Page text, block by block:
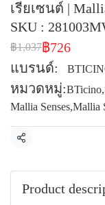
เรียเซนต์ |
SKU :
฿1,037฿726
แบรนด์:
หมวดหมู่:BTicino,
Mallia Senses,Mallia
แชร์
Product